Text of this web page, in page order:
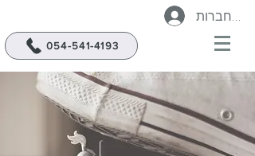
054-541-4193
להתחברות